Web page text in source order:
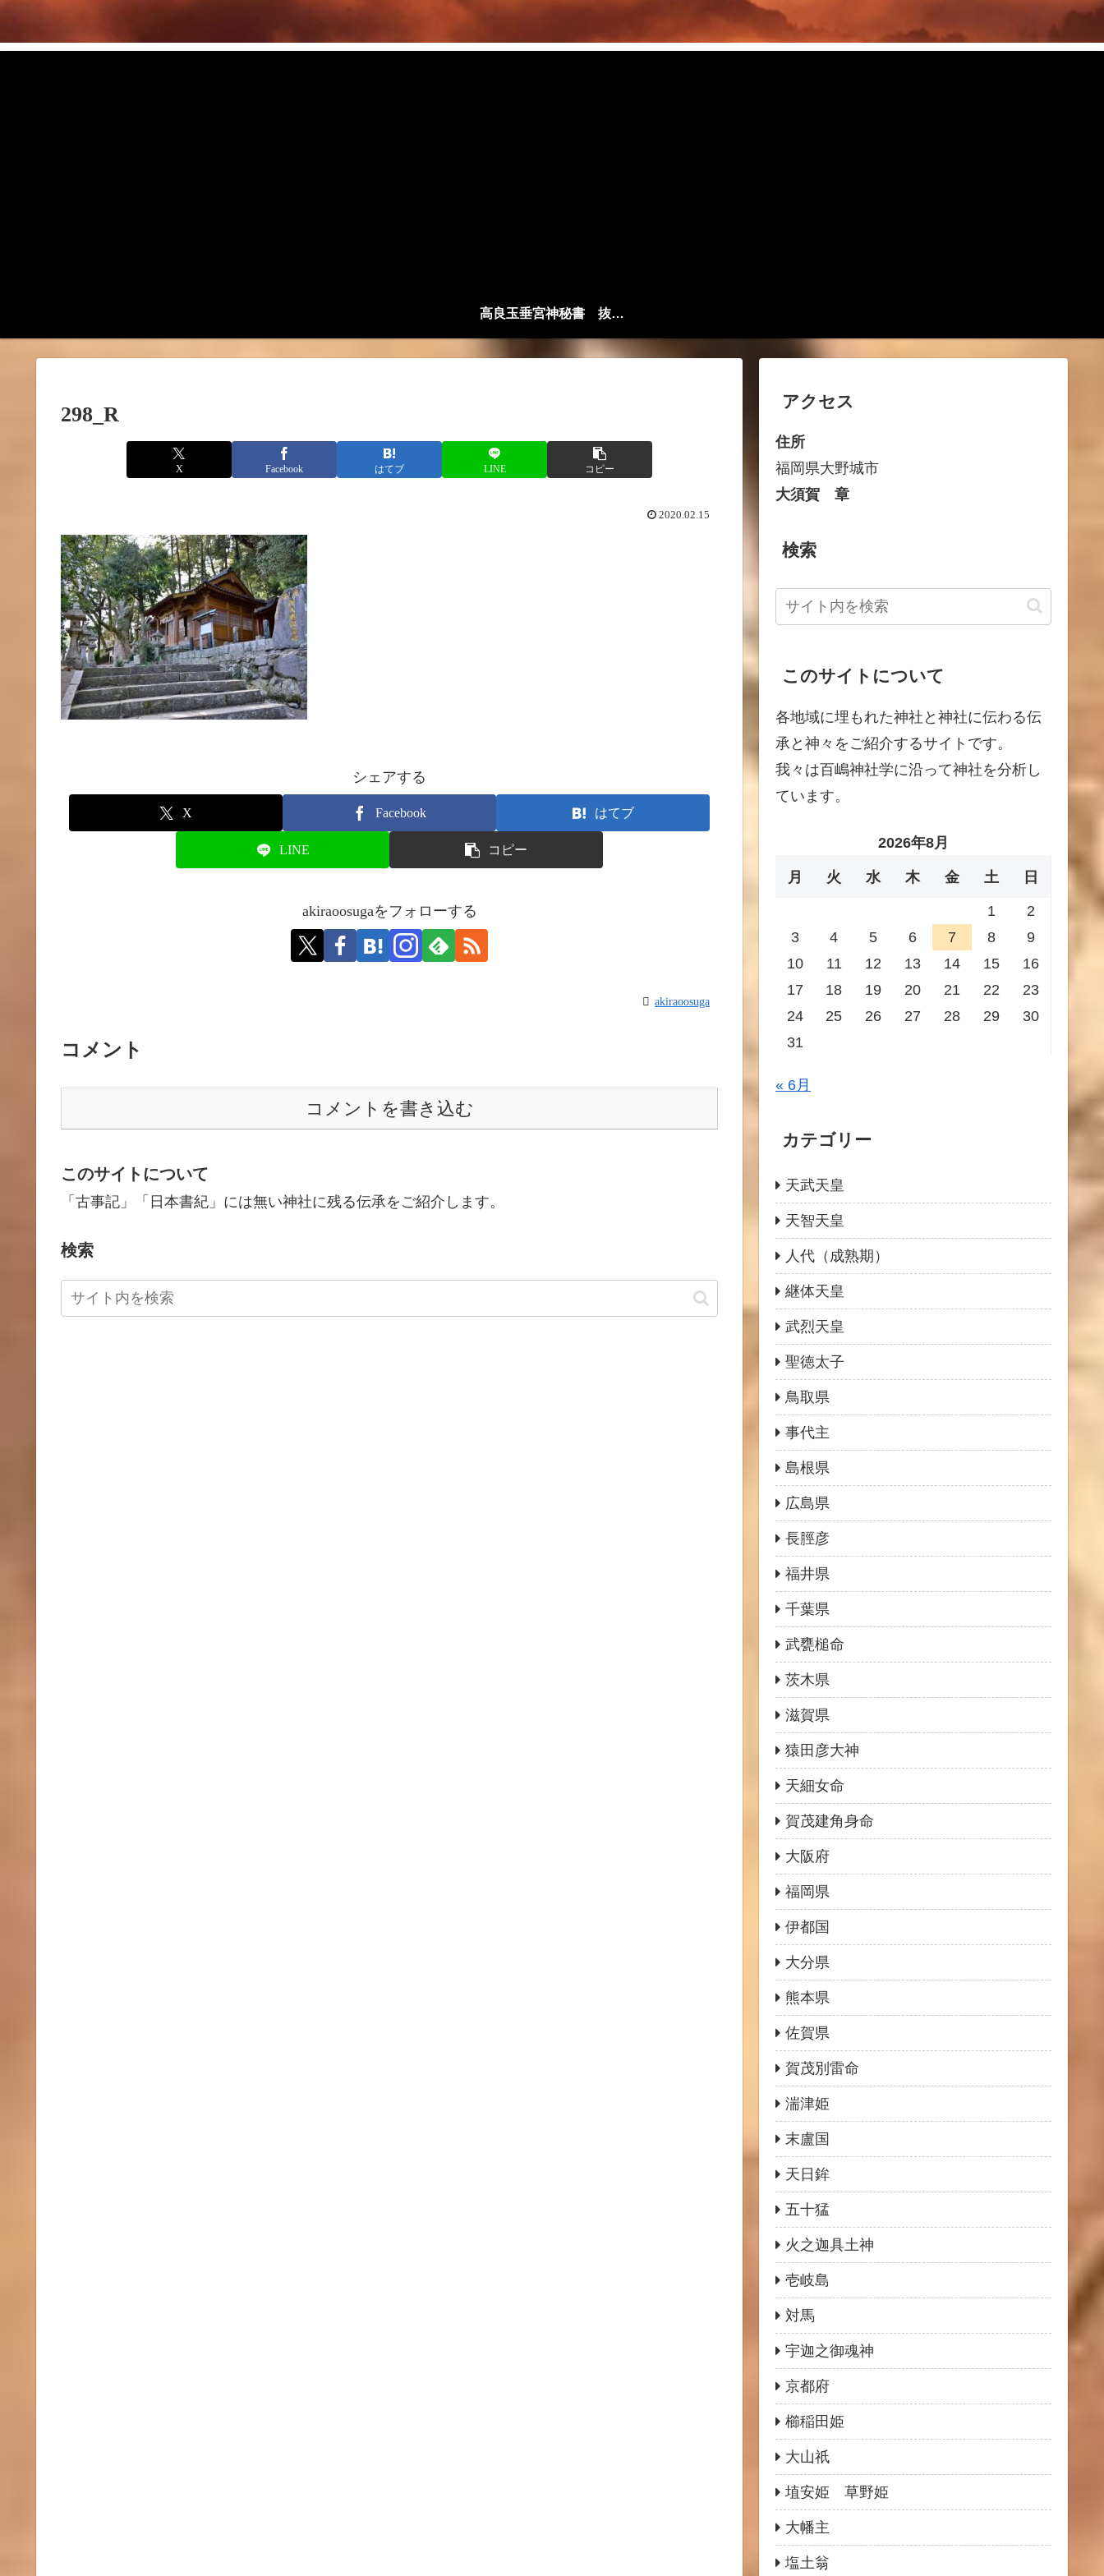
高良玉垂宮神秘書 抜粋解説編
298_R
X Facebook はてブ LINE コピー
2020.02.15
シェアする
X Facebook はてブ
LINE コピー
akiraoosugaをフォローする
akiraoosuga
コメント
コメントを書き込む
このサイトについて
「古事記」「日本書紀」には無い神社に残る伝承をご紹介します。
検索
アクセス
住所
福岡県大野城市
大須賀 章
検索
このサイトについて
各地域に埋もれた神社と神社に伝わる伝
承と神々をご紹介するサイトです。
我々は百嶋神社学に沿って神社を分析し
ています。
2026年8月
月 火 水 木 金 土 日
1
2
3
4 5 6 7 8
9
10
11 12 13 14 15
16
17
18 19 20 21 22
23
24
25 26 27 28 29
30
31
« 6月
カテゴリー
天武天皇
天智天皇
人代（成熟期）
継体天皇
武烈天皇
聖徳太子
鳥取県
事代主
島根県
広島県
長脛彦
福井県
千葉県
武甕槌命
茨木県
滋賀県
猿田彦大神
天細女命
賀茂建角身命
大阪府
福岡県
伊都国
大分県
熊本県
佐賀県
賀茂別雷命
湍津姫
末盧国
天日鉾
五十猛
火之迦具土神
壱岐島
対馬
宇迦之御魂神
京都府
櫛稲田姫
大山祇
埴安姫 草野姫
大幡主
塩土翁